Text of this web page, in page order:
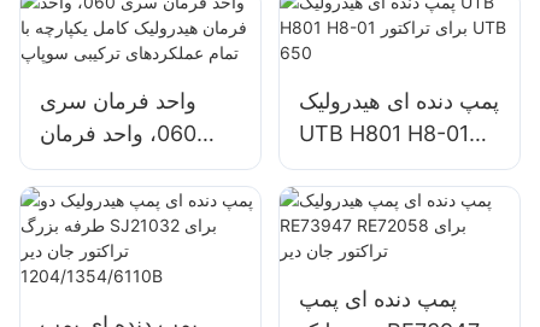
واحد فرمان سری
060، واحد فرمان
هیدرولیک کامل
یکپارچه با تمام
عملکردهای ترکیبی
سوپاپ
پمپ دنده ای هیدرولیک
UTB H801 H8-01
برای تراکتور UTB
650
پمپ دنده ای پمپ